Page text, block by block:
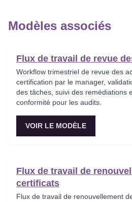
Modèles associés
Flux de travail de revue
Workflow trimestriel de revue des
certification par le manager,
des tâches, suivi des remédiations
conformité pour les audits.
VOIR LE MODÈLE
Flux de travail de
certificats
Flux de travail de renouvellement